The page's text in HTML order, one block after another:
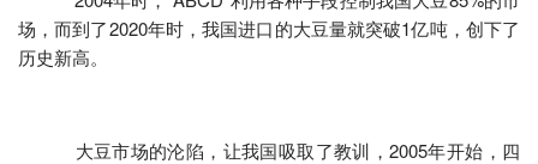
场，而到了2020年时，我国进口的大豆量就突破1亿吨，创下了
历史新高。
大豆市场的沦陷，让我国吸取了教训，2005年开始，四